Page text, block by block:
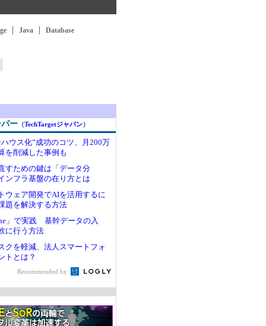
Java Database
ー （TechTargetジャパン）
ウス化”成功のコツ、月200万
を削減した事例も
すための鍵は「データ分
ンフラ基盤の在り方とは
ウェア開発でAIを活用するに
を解決する方法
」で実践 基幹データの入
に行う方法
クを軽減、法人スマートフォ
トとは？
Recommended by